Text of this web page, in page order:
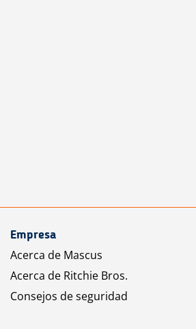
Empresa
Acerca de Mascus
Acerca de Ritchie Bros.
Consejos de seguridad